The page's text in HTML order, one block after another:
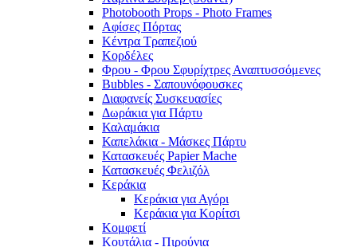
Photobooth Props - Photo Frames
Αφίσες Πόρτας
Κέντρα Τραπεζιού
Κορδέλες
Φρου - Φρου Σφυρίχτρες Αναπτυσσόμενες
Bubbles - Σαπουνόφουσκες
Διαφανείς Συσκευασίες
Δωράκια για Πάρτυ
Καλαμάκια
Καπελάκια - Μάσκες Πάρτυ
Κατασκευές Papier Mache
Κατασκευές Φελιζόλ
Κεράκια
Κεράκια για Αγόρι
Κεράκια για Κορίτσι
Κομφετί
Κουτάλια - Πιρούνια